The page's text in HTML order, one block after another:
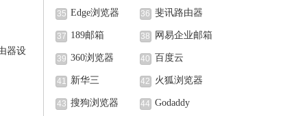
器设
35 Edge浏览器 36 斐讯路由器
37 189邮箱 38 网易企业邮箱
39 360浏览器 40 百度云
41 新华三 42 火狐浏览器
43 搜狗浏览器 44 Godaddy